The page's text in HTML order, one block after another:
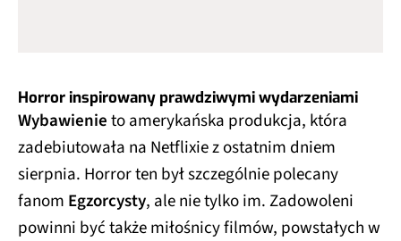
Horror inspirowany prawdziwymi wydarzeniami
Wybawienieto amerykańska produkcja, która
zadebiutowała na Netflixie z ostatnim dniem
sierpnia. Horror ten był szczególnie polecany
fanom Egzorcysty, ale nie tylko im. Zadowoleni
powinni być także miłośnicy filmów, powstałych w